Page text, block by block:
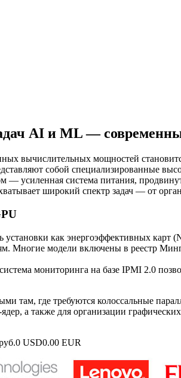
AI и ML —
вычислительных мощностей
собой специализированные
— усиленная система питания,
широкий спектр задач — от
установки как энергоэффективных
Многие модели включены в реестр
мониторинга на базе IPMI 2.0
там, где требуются колоссальные
а также для организации
0 USD0.00 EUR